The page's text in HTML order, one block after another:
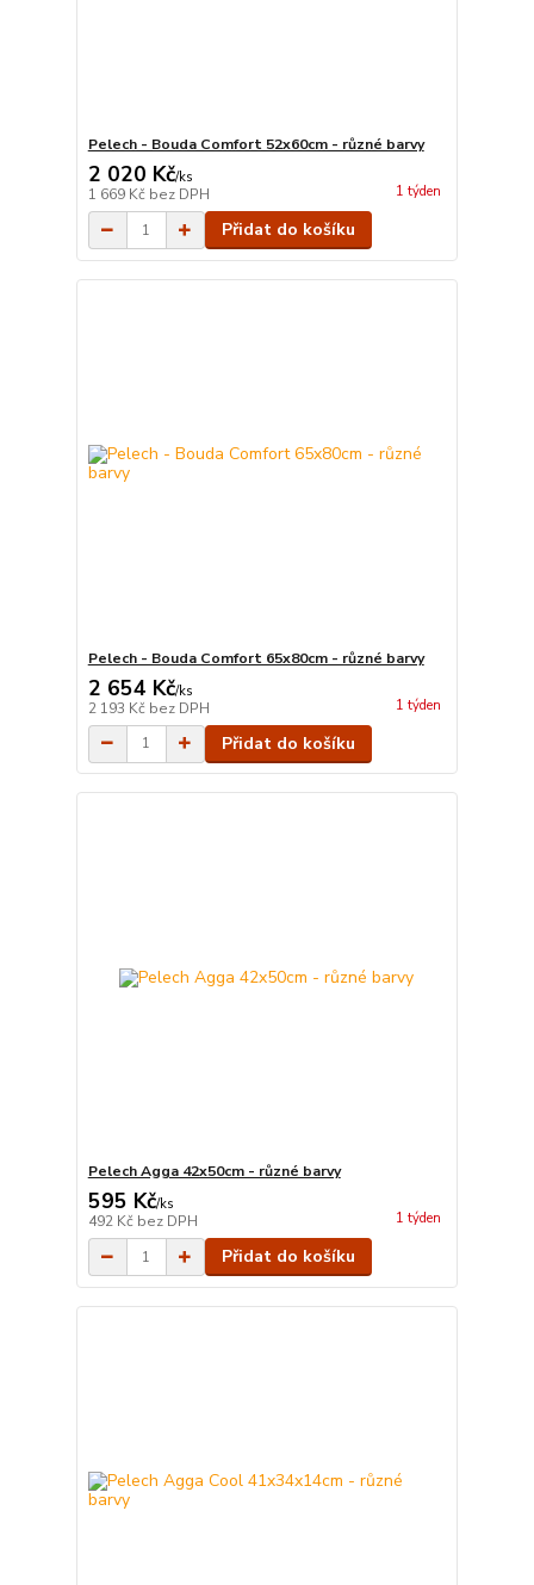
Pelech - Bouda Comfort 52x60cm - různé barvy
2 020 Kč/ks
1 669 Kč bez DPH 1 týden
Přidat do košíku
Pelech - Bouda Comfort 65x80cm - různé barvy
2 654 Kč/ks
2 193 Kč bez DPH 1 týden
Přidat do košíku
Pelech Agga 42x50cm - různé barvy
595 Kč/ks
492 Kč bez DPH 1 týden
Přidat do košíku